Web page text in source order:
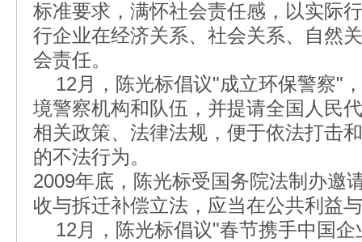
标准要求，满怀社会责任感，以实际
行企业在经济关系、社会关系、自然
会责任。
12月，陈光标倡议"成立环保警察"
境警察机构和队伍，并提请全国人民
相关政策、法律法规，便于依法打击
的不法行为。
2009年底，陈光标受国务院法制办邀
收与拆迁补偿立法，应当在公共利益
12月，陈光标倡议"春节携手中国企